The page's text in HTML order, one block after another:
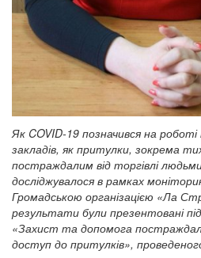
Як COVID-19 позначився на
закладів, як притулки, зокрема
постраждалим від торгівлі
досліджувалося в рамках
Громадською організацією «Ла
результати були презентовані
«Захист та допомога
доступ до притулків»,